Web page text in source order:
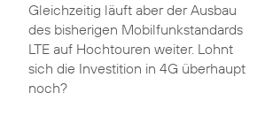
Gleichzeitig läuft aber der Ausbau
des bisherigen Mobilfunkstandards
LTE auf Hochtouren weiter. Lohnt
sich die Investition in 4G überhaupt
noch?